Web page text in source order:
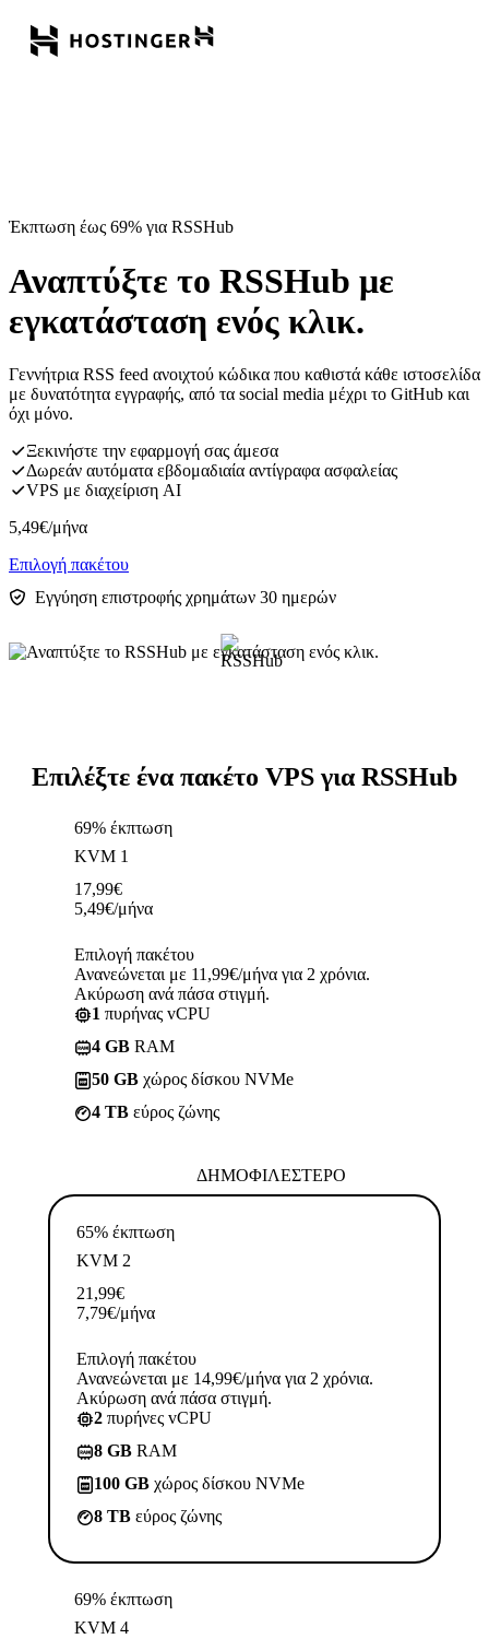
Έκπτωση έως 69% για RSSHub
Αναπτύξτε το RSSHub με
εγκατάσταση ενός κλικ.
Γεννήτρια RSS feed ανοιχτού κώδικα που καθιστά κάθε ιστοσελίδα
με δυνατότητα εγγραφής, από τα social media μέχρι το GitHub και
όχι μόνο.
Ξεκινήστε την εφαρμογή σας άμεσα
Δωρεάν αυτόματα εβδομαδιαία αντίγραφα ασφαλείας
VPS με διαχείριση AI
5,49€/μήνα
Επιλογή πακέτου
Εγγύηση επιστροφής χρημάτων 30 ημερών
Επιλέξτε ένα πακέτο VPS για RSSHub
69% έκπτωση
KVM 1
17,99€
5,49€/μήνα
Επιλογή πακέτου
Ανανεώνεται με 11,99€/μήνα για 2 χρόνια.
Ακύρωση ανά πάσα στιγμή.
1 πυρήνας vCPU
4 GB RAM
50 GB χώρος δίσκου NVMe
4 TB εύρος ζώνης
ΔΗΜΟΦΙΛΈΣΤΕΡΟ
65% έκπτωση
KVM 2
21,99€
7,79€/μήνα
Επιλογή πακέτου
Ανανεώνεται με 14,99€/μήνα για 2 χρόνια.
Ακύρωση ανά πάσα στιγμή.
2 πυρήνες vCPU
8 GB RAM
100 GB χώρος δίσκου NVMe
8 TB εύρος ζώνης
69% έκπτωση
KVM 4